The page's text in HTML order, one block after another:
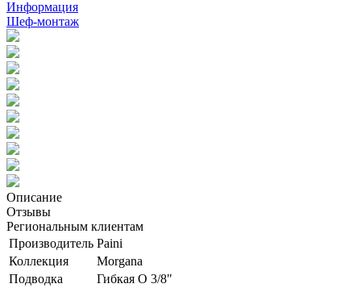
Информация
Шеф-монтаж
Описание
Отзывы
Региональным клиентам
Производитель Paini
Коллекция
Morgana
Подводка
Гибкая O 3/8"